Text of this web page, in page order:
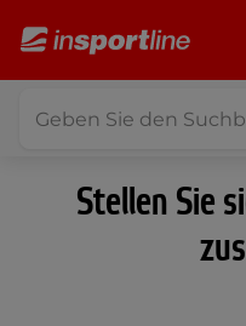
Stellen Sie